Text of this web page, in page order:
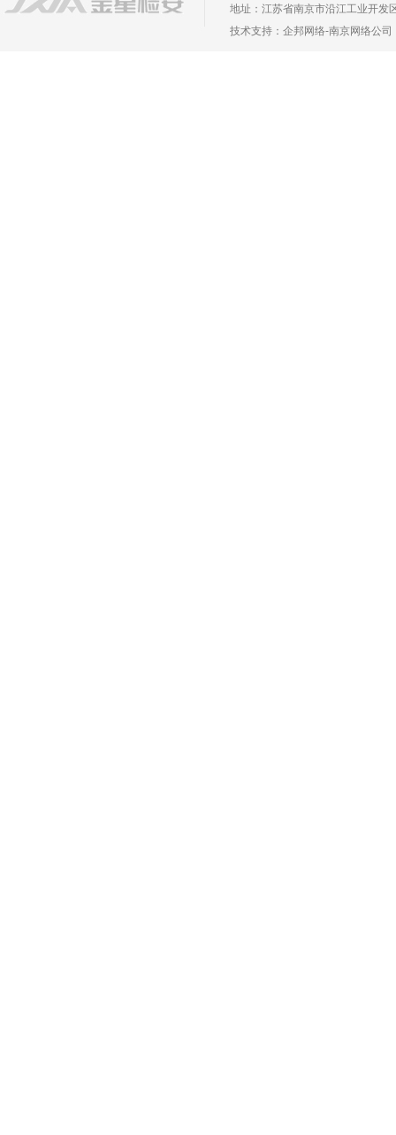
地址：江苏省南京市沿江工业开
技术支持： 企邦网络-南京网络公司